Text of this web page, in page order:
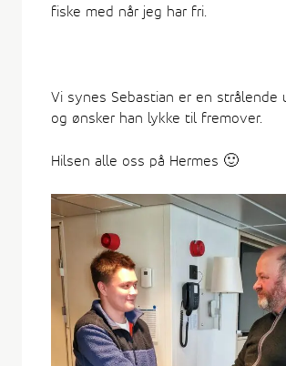
fiske med når jeg har fri.
Vi synes Sebastian er en strålende
og ønsker han lykke til fremover.
Hilsen alle oss på Hermes 🙂